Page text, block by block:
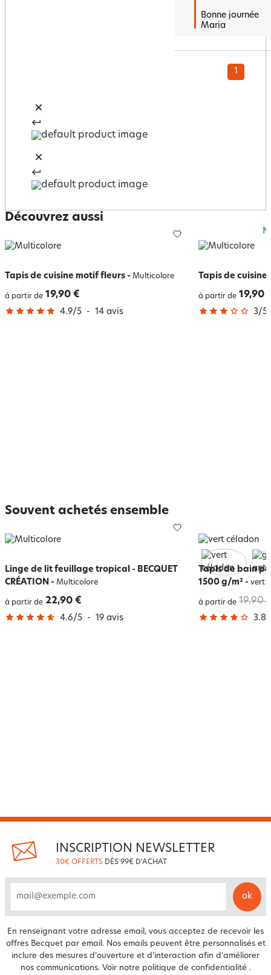
Bonne journée
Maria
1
Découvrez aussi
Tapis de cuisine motif fleurs - Multicolore
à partir de 19,90 €
4.9/5 - 14 avis
Tapis de
à partir de 19,90
3/5
Souvent achetés ensemble
Linge de lit feuillage tropical - BECQUET
CRÉATION - Multicolore
à partir de 22,90 €
4.6/5 - 19 avis
Tapis de bain
1500 g/m² - vert
à partir de 19,90
3.8
INSCRIPTION NEWSLETTER
30€ OFFERTS DÈS 99€ D'ACHAT
ok
En renseignant votre adresse email, vous acceptez de recevoir les
offres Becquet par email. Nos emails peuvent être personnalisés et
inclure des mesures d’ouverture et d’interaction afin d’améliorer
nos communications. Voir notre politique de confidentialité .